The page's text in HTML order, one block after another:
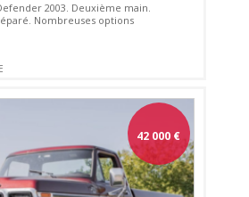
2003. Deuxième main.
Nombreuses options
42 000 €